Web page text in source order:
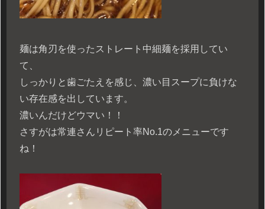
麺は角刃を使ったストレート中細麺を採用してい
て、
しっかりと歯ごたえを感じ、濃い目スープに負けな
い存在感を出しています。
濃いんだけどウマい！！
さすがは常連さんリピート率No.1のメニューです
ね！